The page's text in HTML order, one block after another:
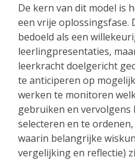
De kern van dit model is
een vrije oplossingsfase.
bedoeld als een
leerlingpresentaties,
leerkracht doelgericht
te anticiperen op
werken te monitoren
gebruiken en
selecteren en te
waarin belangrijke
vergelijking en reflectie)